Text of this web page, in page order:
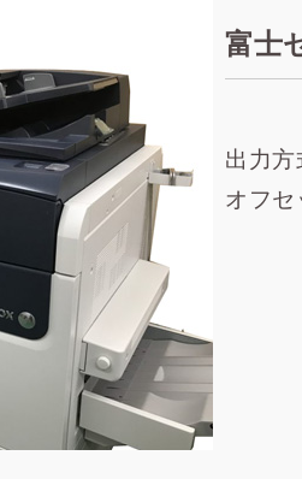
富士
出力方
オフ